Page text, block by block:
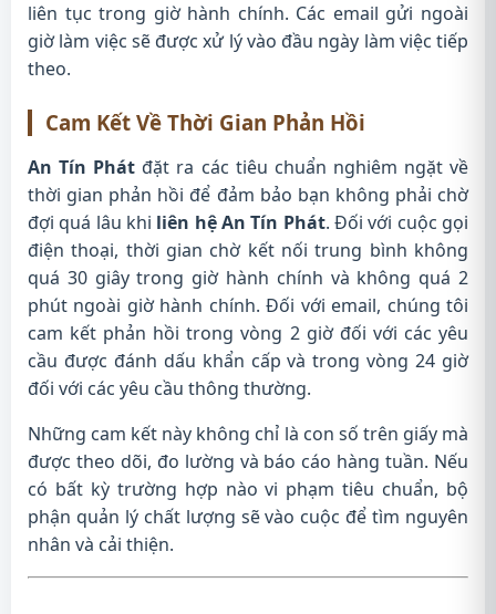
liên tục trong giờ hành chính. Các email gửi ngoài
giờ làm việc sẽ được xử lý vào đầu ngày làm việc tiếp
theo.
Cam Kết Về Thời Gian Phản Hồi
An Tín Phát đặt ra các tiêu chuẩn nghiêm ngặt về
thời gian phản hồi để đảm bảo bạn không phải chờ
đợi quá lâu khi liên hệ An Tín Phát. Đối với cuộc gọi
điện thoại, thời gian chờ kết nối trung bình không
quá 30 giây trong giờ hành chính và không quá 2
phút ngoài giờ hành chính. Đối với email, chúng tôi
cam kết phản hồi trong vòng 2 giờ đối với các yêu
cầu được đánh dấu khẩn cấp và trong vòng 24 giờ
đối với các yêu cầu thông thường.
Những cam kết này không chỉ là con số trên giấy mà
được theo dõi, đo lường và báo cáo hàng tuần. Nếu
có bất kỳ trường hợp nào vi phạm tiêu chuẩn, bộ
phận quản lý chất lượng sẽ vào cuộc để tìm nguyên
nhân và cải thiện.